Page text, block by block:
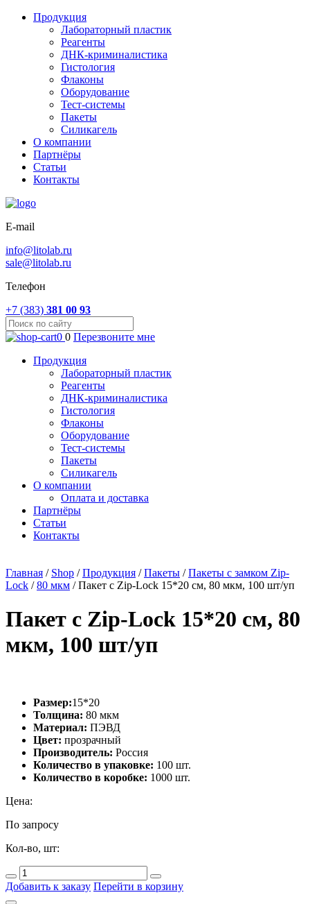
Продукция
Лабораторный пластик
Реагенты
ДНК-криминалистика
Гистология
Флаконы
Оборудование
Тест-системы
Пакеты
Силикагель
О компании
Партнёры
Статьи
Контакты
E-mail
info@litolab.ru
sale@litolab.ru
Телефон
+7 (383) 381 00 93
0 0 Перезвоните мне
Продукция
Лабораторный пластик
Реагенты
ДНК-криминалистика
Гистология
Флаконы
Оборудование
Тест-системы
Пакеты
Силикагель
О компании
Оплата и доставка
Партнёры
Статьи
Контакты
Главная / Shop /Продукция /Пакеты /Пакеты с замком Zip-
Lock /80 мкм /Пакет с Zip-Lock 15*20 см, 80 мкм, 100 шт/уп
Пакет с Zip-Lock 15*20 см, 80
мкм, 100 шт/уп
Размер:15*20
Толщина: 80 мкм
Материал: ПЭВД
Цвет: прозрачный
Производитель: Россия
Количество в упаковке: 100 шт.
Количество в коробке: 1000 шт.
Цена:
По запросу
Кол-во, шт:
Добавить к заказу Перейти в корзину